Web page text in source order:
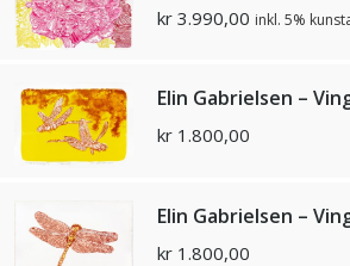
kr 3.990,00 inkl. 5%
Elin Gabrielsen –
kr 1.800,00
Elin Gabrielsen –
kr 1.800,00